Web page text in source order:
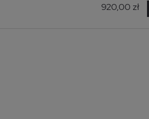
920,00 zł